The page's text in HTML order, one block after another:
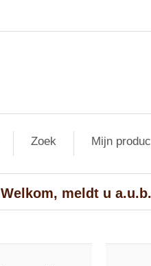
Zoek Mijn
Welkom, meldt u